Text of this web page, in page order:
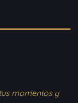
momentos y